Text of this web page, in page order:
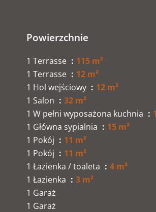
Powierzchnie
1 Terrasse
115 m²
1 Terrasse
12 m²
1 Hol wejściowy
12 m²
1 Salon
32 m²
1 W pełni wyposażona kuchnia
1 Główna sypialnia
15 m²
1 Pokój
11 m²
1 Pokój
11 m²
1 Łazienka / toaleta
4 m²
1 Łazienka
3 m²
1 Garaż
1 Garaż